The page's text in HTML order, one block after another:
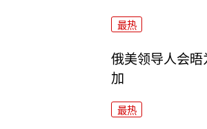
最热
俄美领导人会
加
最热